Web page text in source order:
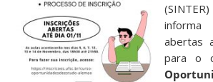
abertas
para o